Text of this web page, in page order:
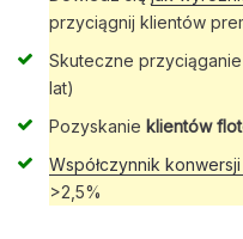
przyciągnij klientów
Skuteczne przyciąganie
lat)
Pozyskanie klientów
Współczynnik
>2,5%